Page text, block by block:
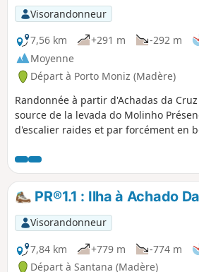
Visorandonneur
7,56 km
+291 m -292 m
Moyenne
Départ à Porto Moniz (Madère)
Randonnée à partir d'Achadas da
source de la levada do Molinho Présence de deux passages
d'escalier raides et par forcément en
très belle en remontant à contre
cascade.
PR®1.1 : Ilha à Achado
Visorandonneur
7,84 km
+779 m -774 m
Départ à Santana (Madère)